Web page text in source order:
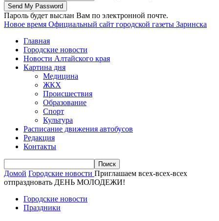
Пароль будет выслан Вам по электронной почте.
Новое время Официальный сайт городской газеты Заринска
Главная
Городские новости
Новости Алтайского края
Картина дня
Медицина
ЖКХ
Происшествия
Образование
Спорт
Культура
Расписание движения автобусов
Редакция
Контакты
Домой Городские новости Приглашаем всех-всех-всех
отпраздновать ДЕНЬ МОЛОДЕЖИ!
Городские новости
Праздники